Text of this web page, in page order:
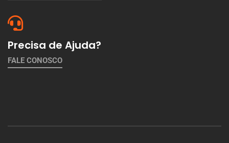
Precisa de Ajuda?
FALE CONOSCO